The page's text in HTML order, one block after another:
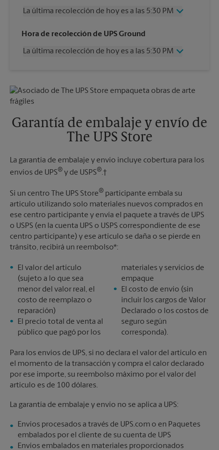
La última recolección de hoy es a las 5:30 PM
Miércoles
5:30 PM
Viernes
5:30 PM
Hora de recolección de UPS Ground
La última recolección de hoy es a las 5:30 PM
Viernes
5:30 PM
Sábado
Lunes
5:30 PM
5:30 PM
Garantía de embalaje y envío de
The UPS Store
La garantía de embalaje y envío incluye cobertura para los
envíos de UPS® y de USPS®.†
Si un centro The UPS Store® participante embala su
artículo utilizando solo materiales nuevos comprados en
ese centro participante y envía el paquete a través de UPS
o USPS (en la cuenta UPS o USPS correspondiente de ese
centro participante) y ese artículo se daña o se pierde en
tránsito, recibirá un reembolso*:
El valor del artículo
(sujeto a lo que sea
menor del valor real, el
costo de reemplazo o
reparación)
El precio total de venta al
público que pagó por los
materiales y servicios de
empaque
El costo de envío (sin
incluir los cargos de Valor
Declarado o los costos de
seguro según
corresponda).
Para los envíos de UPS, si no declara el valor del artículo en
el momento de la transacción y compra el calor declarado
por ese importe, su reembolso máximo por el valor del
artículo es de 100 dólares.
La garantía de embalaje y envío no se aplica a UPS:
Envíos procesados a través de UPS.com o en Paquetes
embalados por el cliente de su cuenta de UPS
Envíos embalados en materiales proporcionados